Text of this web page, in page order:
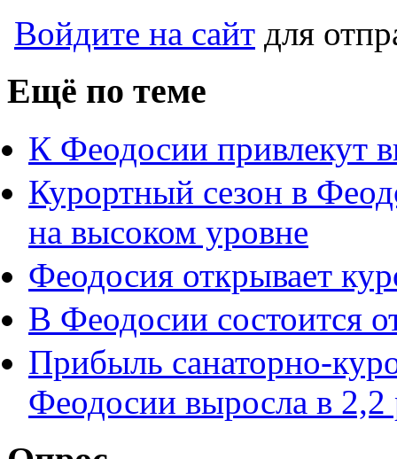
Войдите на сайт для
Ещё по теме
К Феодосии привлекут
Курортный сезон в
на высоком уровне
Феодосия открывает
В Феодосии состоится
Прибыль санаторно-
Феодосии выросла в 2,2